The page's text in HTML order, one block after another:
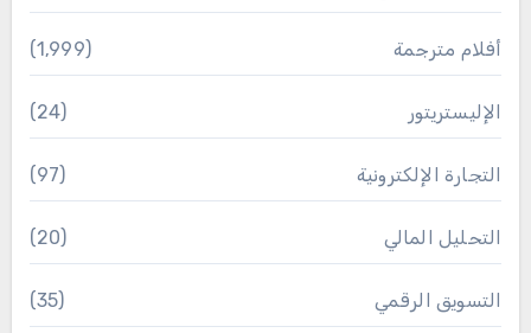
أفلام مترجمة (1٬999)
الإليستريتور (24)
التجارة الإلكترونية (97)
التحليل المالي (20)
التسويق الرقمي (35)